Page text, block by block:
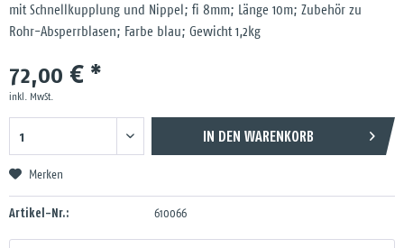
mit Schnellkupplung und Nippel; fi 8mm; Länge 10m; Zubehör zu
Rohr-Absperrblasen; Farbe blau; Gewicht 1,2kg
72,00 € *
inkl. MwSt.
IN DEN WARENKORB
Merken
Artikel-Nr.: 610066